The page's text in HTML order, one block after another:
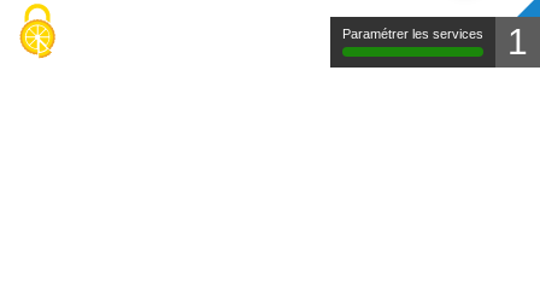
Paramétrer les services 1